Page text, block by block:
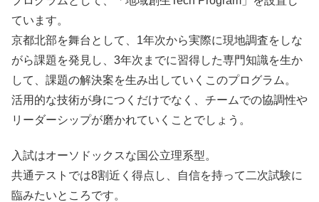
ています。
京都北部を舞台として、1年次から実際に現地調査をしな
がら課題を発見し、3年次までに習得した専門知識を生か
して、課題の解決案を生み出していくこのプログラム。
活用的な技術が身につくだけでなく、チームでの協調性や
リーダーシップが磨かれていくことでしょう。
入試はオーソドックスな国公立理系型。
共通テストでは8割近く得点し、自信を持って二次試験に
臨みたいところです。